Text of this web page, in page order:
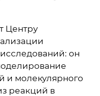
Центру
он
и молекулярного
реакций в